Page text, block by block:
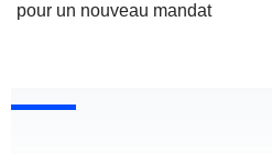
pour un nouveau mandat